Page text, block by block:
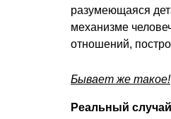
разумеющаяся
механизме
отношений,
Бывает же такое!
Реальный